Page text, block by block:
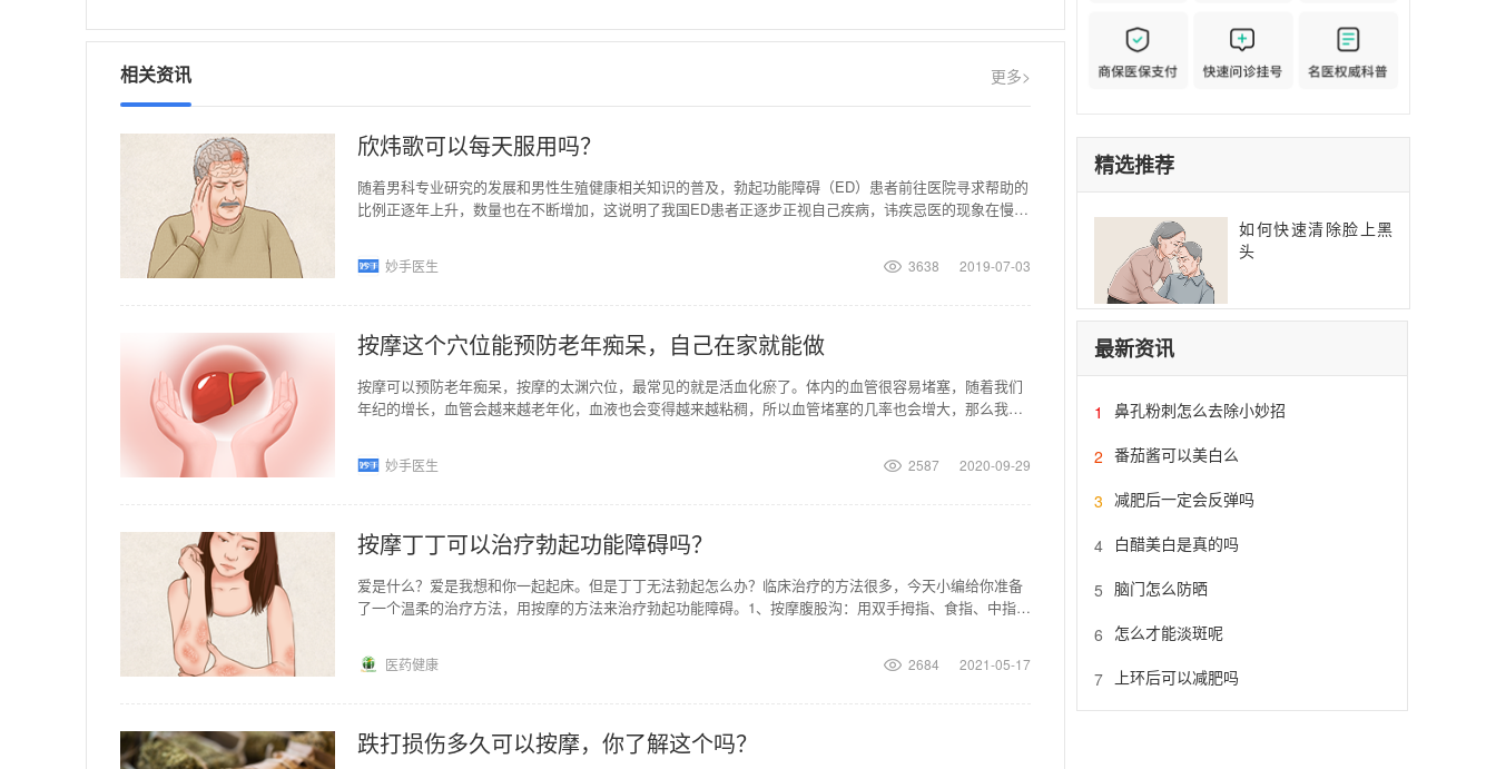
相关资讯 更多>
欣炜歌可以每天服用吗？
随着男科专业研究的发展和男性生殖健康相关知识的普及，勃起功能障碍（ED）患者前往医院寻求帮助的
比例正逐年上升，数量也在不断增加，这说明了我国ED患者正逐步正视自己疾病，讳疾忌医的现象在慢慢
妙手医生 3638 2019-07-03
按摩这个穴位能预防老年痴呆，自己在家就能做
按摩可以预防老年痴呆，按摩的太渊穴位，最常见的就是活血化瘀了。体内的血管很容易堵塞，随着我们
年纪的增长，血管会越来越老年化，血液也会变得越来越粘稠，所以血管堵塞的几率也会增大，那么我们
妙手医生 2587 2020-09-29
按摩丁丁可以治疗勃起功能障碍吗？
爱是什么？爱是我想和你一起起床。但是丁丁无法勃起怎么办？临床治疗的方法很多，今天小编给你准备
了一个温柔的治疗方法，用按摩的方法来治疗勃起功能障碍。1、按摩腹股沟：用双手拇指、食指、中指指
医药健康 2684 2021-05-17
跌打损伤多久可以按摩，你了解这个吗？
精选推荐
如何快速清除脸上黑
头
最新资讯
1 鼻孔粉刺怎么去除小妙招
2 番茄酱可以美白么
3 减肥后一定会反弹吗
4 白醋美白是真的吗
5 脑门怎么防晒
6 怎么才能淡斑呢
7 上环后可以减肥吗